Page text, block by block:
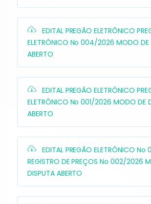
EDITAL PREGÃO ELETRÔNICO
ELETRÔNICO No 004/2026 MODO DE
ABERTO
EDITAL PREGÃO ELETRÔNICO
ELETRÔNICO No 001/2026 MODO DE
ABERTO
EDITAL PREGÃO ELETRÔNICO
REGISTRO DE PREÇOS No 002/2026
DISPUTA ABERTO